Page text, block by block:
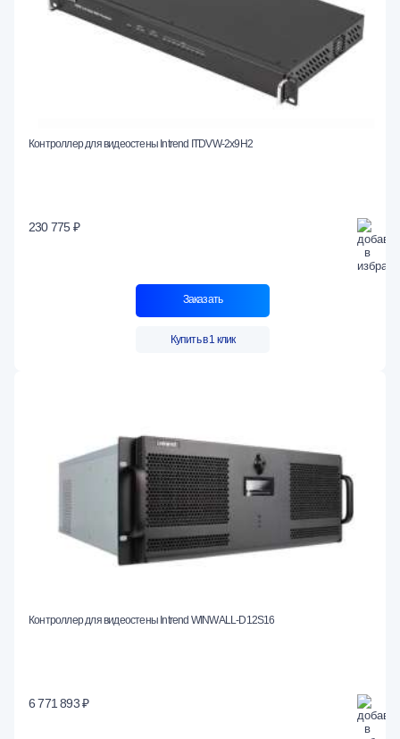
Контроллер для видеостены Intrend ITDVW-2x9H2
230 775 ₽
Заказать
Купить в 1 клик
Контроллер для видеостены Intrend WINWALL-D12S16
6 771 893 ₽